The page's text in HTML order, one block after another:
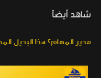
شاهد أيضاً
مدير المهام؟ هذا البديل